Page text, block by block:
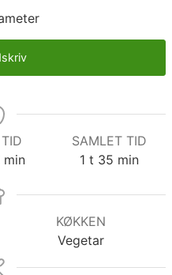
min
SAMLET TID
1time
t 35minutter
min
KØKKEN
Vegetar